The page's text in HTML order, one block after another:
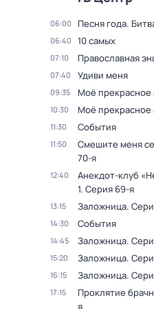
06:00 Песня года.
06:40 10 самых
07:10 Православная
07:40 Удиви меня
09:35 Моё прекрасное
10:30 Моё прекрасное
11:30 События
11:50 Смешите меня
70-я
12:40 Анекдот-клуб
1. Серия 69-я
13:15 Заложница.
14:30 События
14:45 Заложница.
15:20 Заложница.
16:15 Заложница.
17:15 Проклятие
я